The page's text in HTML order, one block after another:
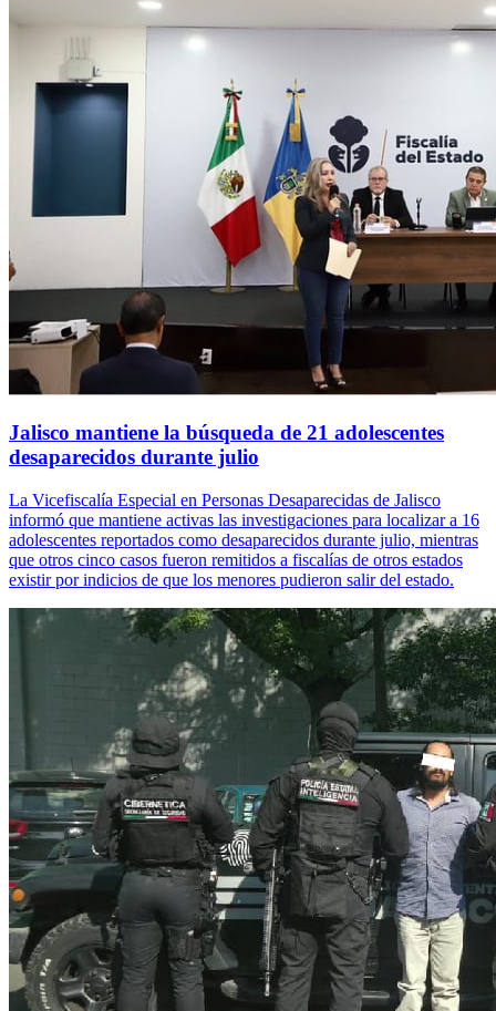
Jalisco mantiene la búsqueda de 21 adolescentes
desaparecidos durante julio
La Vicefiscalía Especial en Personas Desaparecidas de Jalisco
informó que mantiene activas las investigaciones para localizar a 16
adolescentes reportados como desaparecidos durante julio, mientras
que otros cinco casos fueron remitidos a fiscalías de otros estados
existir por indicios de que los menores pudieron salir del estado.